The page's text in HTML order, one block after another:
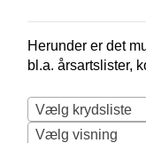
Herunder er det
bl.a. årsartslister,
Vælg krydsliste
Vælg visning